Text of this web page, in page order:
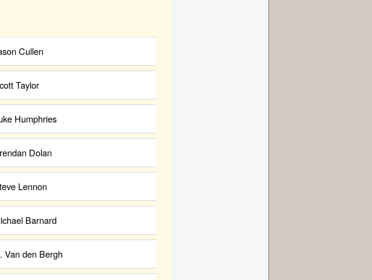
Cullen
Taylor
Humphries
Dolan
Lennon
Barnard
Van den Bergh